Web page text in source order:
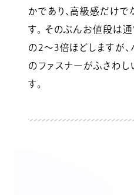
かであり、高級感だけ
す。 そのぶんお値段は
の2〜3倍ほどしますが
のファスナーがふさわし
す。